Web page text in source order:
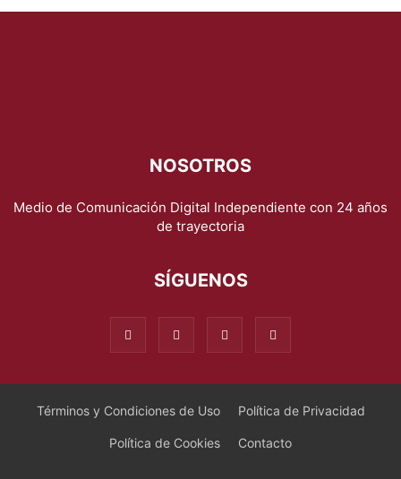
NOSOTROS
Medio de Comunicación Digital Independiente con 24 años
de trayectoria
SÍGUENOS
Términos y Condiciones de Uso Política de Privacidad
Política de Cookies Contacto